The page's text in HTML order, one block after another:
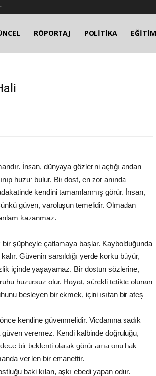
RÖPORTAJ POLİTİKA EĞİTİM
İnsan, dünyaya gözlerini açtığı andan
huzur bulur. Bir dost, en zor anında
kendini tamamlanmış görür. İnsan,
güven, varoluşun temelidir. Olmadan
kazanmaz.
bir şüpheyle çatlamaya başlar. Kaybolduğunda
Güvenin sarsıldığı yerde korku büyür,
içinde yaşayamaz. Bir dostun sözlerine,
huzursuz olur. Hayat, sürekli tetikte olunan
besleyen bir ekmek, içini ısıtan bir ateş
kendine güvenmelidir. Vicdanına sadık
veremez. Kendi kalbinde doğruluğu,
bir beklenti olarak görür ama onu hak
verilen bir emanettir.
baki kılan, aşkı ebedi yapan odur.